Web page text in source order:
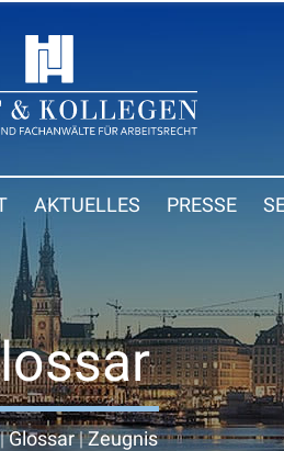
AKTUELLES PRESSE
Glossar|Zeugnis